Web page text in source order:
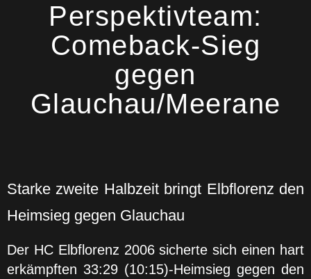
Perspektivteam:
Comeback-Sieg
gegen
Glauchau/Meerane
Starke zweite Halbzeit bringt Elbflorenz den
Heimsieg gegen Glauchau
Der HC Elbflorenz 2006 sicherte sich einen hart
erkämpften 33:29 (10:15)-Heimsieg gegen den